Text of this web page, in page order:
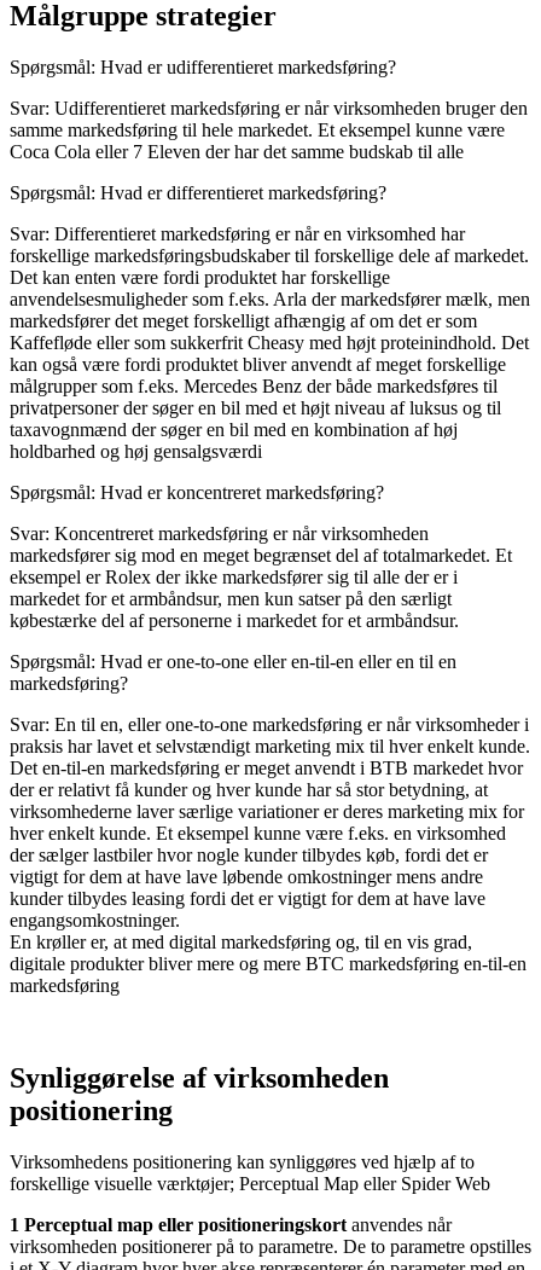
Målgruppe strategier
Spørgsmål: Hvad er udifferentieret markedsføring?
Svar: Udifferentieret markedsføring er når virksomheden bruger den
samme markedsføring til hele markedet. Et eksempel kunne være
Coca Cola eller 7 Eleven der har det samme budskab til alle
Spørgsmål: Hvad er differentieret markedsføring?
Svar: Differentieret markedsføring er når en virksomhed har
forskellige markedsføringsbudskaber til forskellige dele af markedet.
Det kan enten være fordi produktet har forskellige
anvendelsesmuligheder som f.eks. Arla der markedsfører mælk, men
markedsfører det meget forskelligt afhængig af om det er som
Kaffefløde eller som sukkerfrit Cheasy med højt proteinindhold. Det
kan også være fordi produktet bliver anvendt af meget forskellige
målgrupper som f.eks. Mercedes Benz der både markedsføres til
privatpersoner der søger en bil med et højt niveau af luksus og til
taxavognmænd der søger en bil med en kombination af høj
holdbarhed og høj gensalgsværdi
Spørgsmål: Hvad er koncentreret markedsføring?
Svar: Koncentreret markedsføring er når virksomheden
markedsfører sig mod en meget begrænset del af totalmarkedet. Et
eksempel er Rolex der ikke markedsfører sig til alle der er i
markedet for et armbåndsur, men kun satser på den særligt
købestærke del af personerne i markedet for et armbåndsur.
Spørgsmål: Hvad er one-to-one eller en-til-en eller en til en
markedsføring?
Svar: En til en, eller one-to-one markedsføring er når virksomheder i
praksis har lavet et selvstændigt marketing mix til hver enkelt kunde.
Det en-til-en markedsføring er meget anvendt i BTB markedet hvor
der er relativt få kunder og hver kunde har så stor betydning, at
virksomhederne laver særlige variationer er deres marketing mix for
hver enkelt kunde. Et eksempel kunne være f.eks. en virksomhed
der sælger lastbiler hvor nogle kunder tilbydes køb, fordi det er
vigtigt for dem at have lave løbende omkostninger mens andre
kunder tilbydes leasing fordi det er vigtigt for dem at have lave
engangsomkostninger.
En krøller er, at med digital markedsføring og, til en vis grad,
digitale produkter bliver mere og mere BTC markedsføring en-til-en
markedsføring
Synliggørelse af virksomheden
positionering
Virksomhedens positionering kan synliggøres ved hjælp af to
forskellige visuelle værktøjer; Perceptual Map eller Spider Web
1 Perceptual map eller positioneringskort anvendes når
virksomheden positionerer på to parametre. De to parametre opstilles